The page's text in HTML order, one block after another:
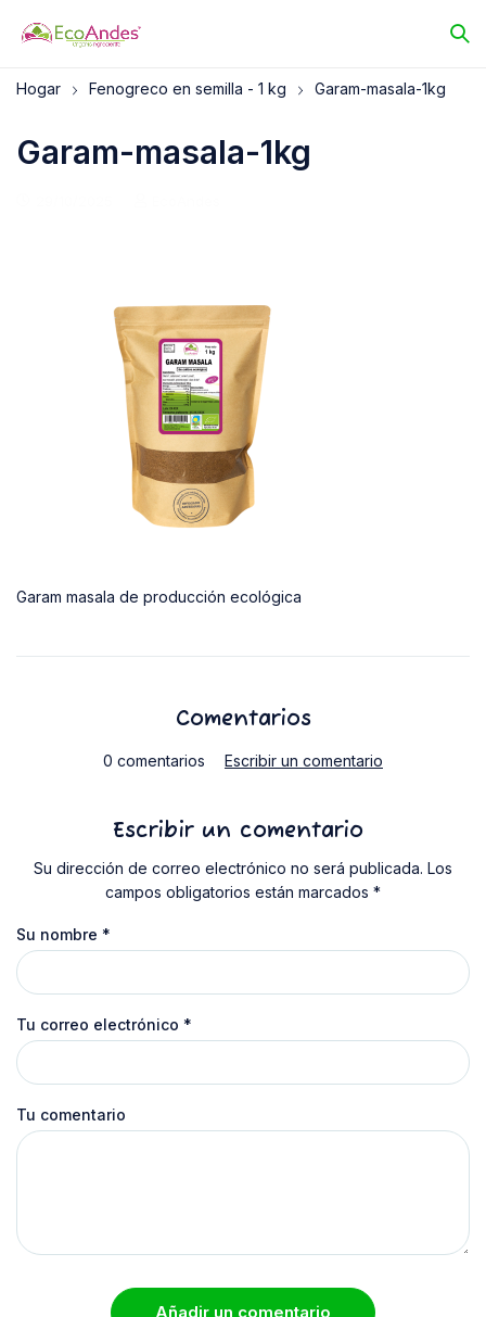
Hogar Fenogreco en semilla - 1 kg Garam-masala-1kg
Garam-masala-1kg
Garam masala de producción ecológica
Comentarios
0 comentarios Escribir un comentario
Escribir un comentario
Su dirección de correo electrónico no será publicada. Los
campos obligatorios están marcados *
Su nombre *
Tu correo electrónico *
Tu comentario
Añadir un comentario